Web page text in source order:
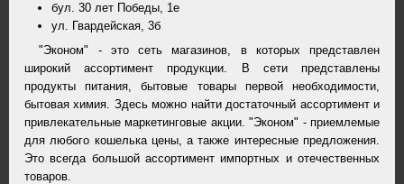
бул. 30 лет Победы, 1е
ул. Гвардейская, 3б
"Эконом" - это сеть магазинов, в которых представлен
широкий ассортимент продукции. В сети представлены
продукты питания, бытовые товары первой необходимости,
бытовая химия. Здесь можно найти достаточный ассортимент и
привлекательные маркетинговые акции. "Эконом" - приемлемые
для любого кошелька цены, а также интересные предложения.
Это всегда большой ассортимент импортных и отечественных
товаров.